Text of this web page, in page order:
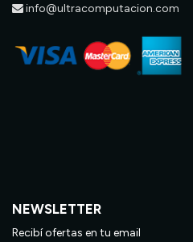
info@ultracomputacion.com
NEWSLETTER
Recibí ofertas en tu email